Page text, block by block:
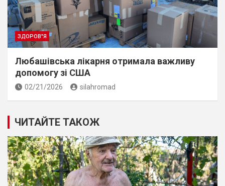
ЗДОРОВ"Я
Любашівська лікарня отримала важливу
допомогу зі США
02/21/2026 silahromad
ЧИТАЙТЕ ТАКОЖ